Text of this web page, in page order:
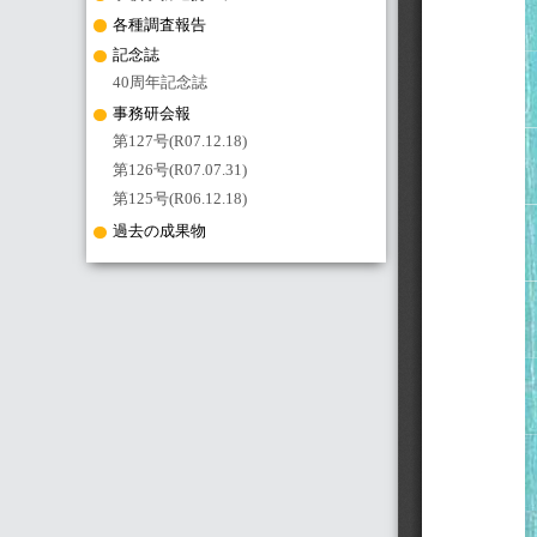
各種調査報告
記念誌
40周年記念誌
事務研会報
第127号(R07.12.18)
第126号(R07.07.31)
第125号(R06.12.18)
過去の成果物